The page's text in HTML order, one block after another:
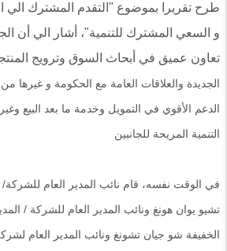
طرح تقريرا بموضوع "التقدم المشترك الي
و السعي المشترك للتنمية"، أشار الي أن
تعاون عميق في أبحاث السوق وترويج
الجديدة والعلاقات العامة مع الحكومة و غيرها
الدعم الأقوي في التمويل وخدمة ما بعد البيع
التنمية المريحة للجانبين
في الوقت نفسه، قام نائب المدير العام للشركة/
تشيو يوان هونغ ونائب المدير العام للشركة /
الخفيفة شو جيان تشونغ ونائب المدير العام